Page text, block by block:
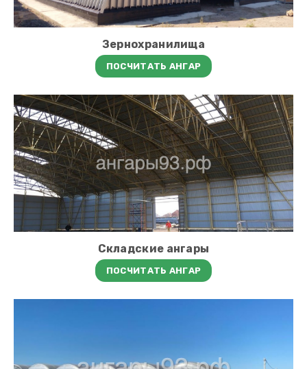
Зернохранилища
ПОСЧИТАТЬ АНГАР
Складские ангары
ПОСЧИТАТЬ АНГАР